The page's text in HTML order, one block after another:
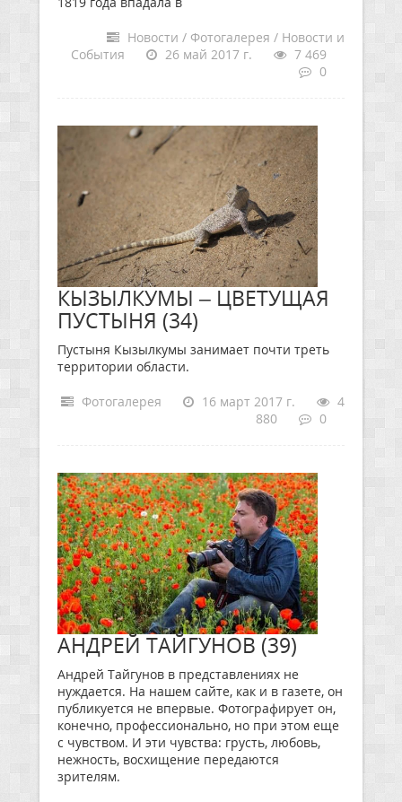
Новости / Фотогалерея / Новости и
События
26 май 2017 г.
7 469
0
КЫЗЫЛКУМЫ – ЦВЕТУЩАЯ
ПУСТЫНЯ (34)
Пустыня Кызылкумы занимает почти треть
территории области.
Фотогалерея 16 март 2017 г.
4
880
0
АНДРЕЙ ТАЙГУНОВ (39)
Андрей Тайгунов в представлениях не
нуждается. На нашем сайте, как и в газете, он
публикуется не впервые. Фотографирует он,
конечно, профессионально, но при этом еще
с чувством. И эти чувства: грусть, любовь,
нежность, восхищение передаются
зрителям.